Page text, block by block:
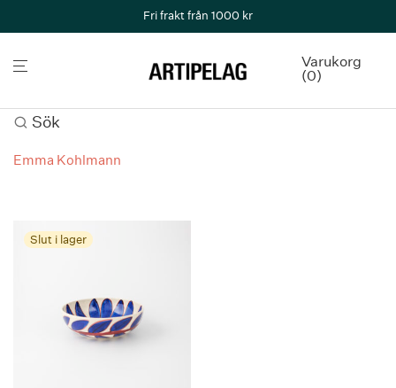
Fri frakt från 1000 kr
Varukorg
0
Sök
Emma Kohlmann